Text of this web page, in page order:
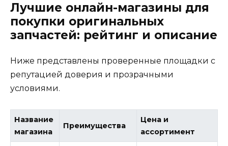
Лучшие онлайн-магазины для
покупки оригинальных
запчастей: рейтинг и описание
Ниже представлены проверенные площадки с
репутацией доверия и прозрачными
условиями.
Название
магазина
Преимущества
Цена и
ассортимент